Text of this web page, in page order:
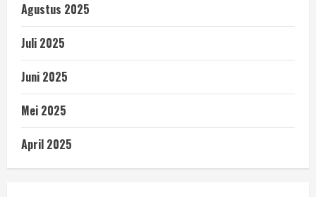
Agustus 2025
Juli 2025
Juni 2025
Mei 2025
April 2025